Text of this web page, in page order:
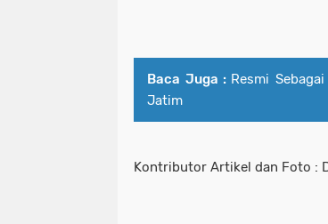
Baca Juga : Resmi
Jatim
Kontributor Artikel dan Foto :